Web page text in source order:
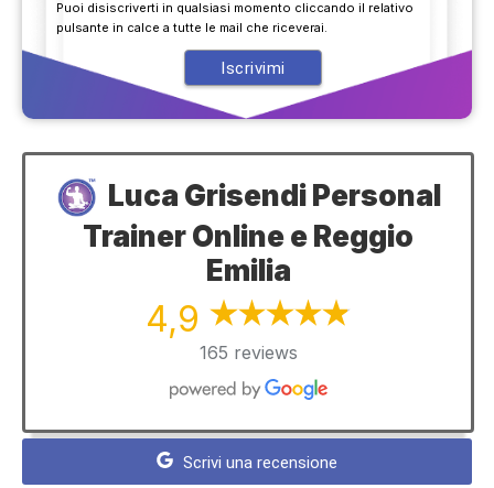
Puoi disiscriverti in qualsiasi momento cliccando il relativo
pulsante in calce a tutte le mail che riceverai.
Luca Grisendi Personal
Trainer Online e Reggio
Emilia
4,9
165 reviews
Scrivi una recensione